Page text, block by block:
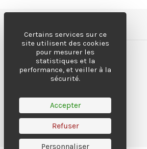
Certains services sur ce
site utilisent des cookies
pour mesurer les
statistiques et la
performance, et veiller à la
sécurité.
Accepter
Refuser
Personnaliser
À propos
Livraison
Mentions légales
Paiement sécurisé